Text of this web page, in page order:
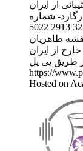
5022 2913
طاهریان
خارج از ایران
طریق پی پل
https://
Hosted on